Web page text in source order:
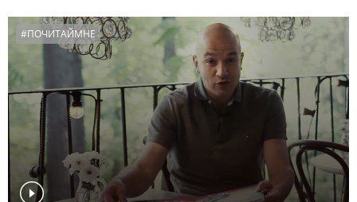
#ПОЧИТАЙМНЕ